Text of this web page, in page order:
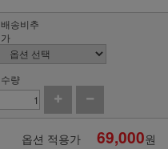
배송비추
가
수량
옵션 적용가 69,000원